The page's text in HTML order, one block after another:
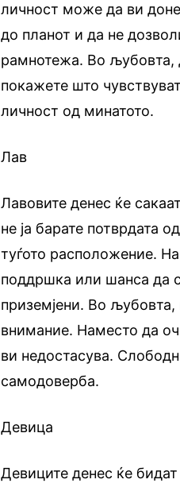
личност може да ви
до планот и да не
рамнотежа. Во љубовта,
покажете што
личност од минатото.
Лав
Лавовите денес ќе
не ја барате потврдата
туѓото расположение.
поддршка или шанса да
приземјени. Во
внимание. Наместо да
ви недостасува.
самодоверба.
Девица
Девиците денес ќе